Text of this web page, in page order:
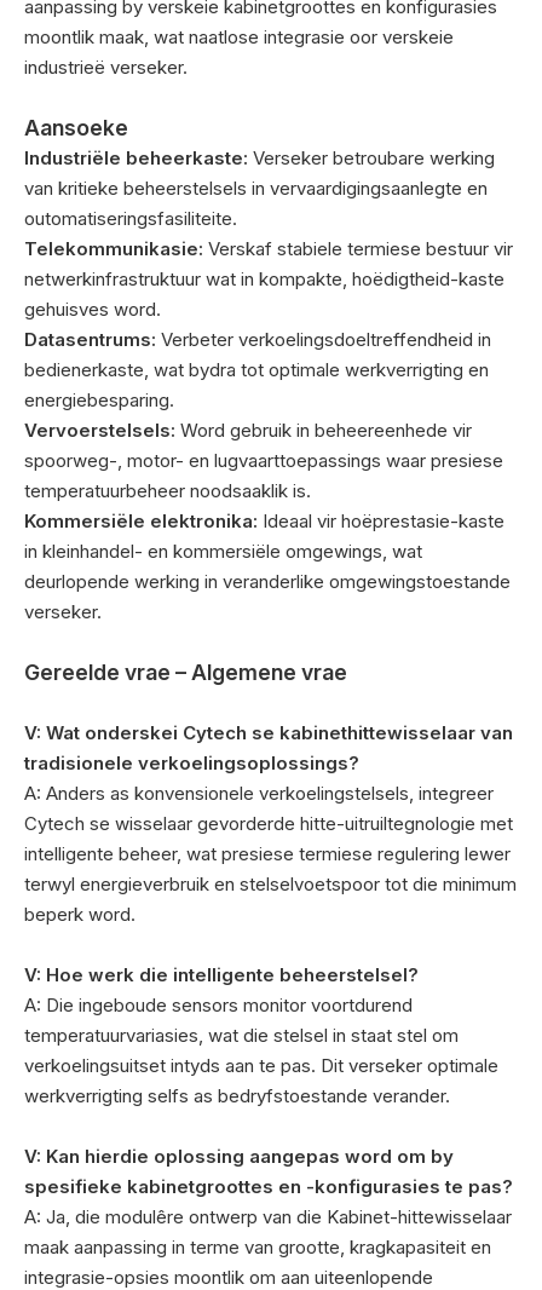
aanpassing by verskeie kabinetgroottes en konfigurasies
moontlik maak, wat naatlose integrasie oor verskeie
industrieë verseker.
Aansoeke
Industriële beheerkaste: Verseker betroubare werking
van kritieke beheerstelsels in vervaardigingsaanlegte en
outomatiseringsfasiliteite.
Telekommunikasie: Verskaf stabiele termiese bestuur vir
netwerkinfrastruktuur wat in kompakte, hoëdigtheid-kaste
gehuisves word.
Datasentrums: Verbeter verkoelingsdoeltreffendheid in
bedienerkaste, wat bydra tot optimale werkverrigting en
energiebesparing.
Vervoerstelsels: Word gebruik in beheereenhede vir
spoorweg-, motor- en lugvaarttoepassings waar presiese
temperatuurbeheer noodsaaklik is.
Kommersiële elektronika: Ideaal vir hoëprestasie-kaste
in kleinhandel- en kommersiële omgewings, wat
deurlopende werking in veranderlike omgewingstoestande
verseker.
Gereelde vrae – Algemene vrae
V: Wat onderskei Cytech se kabinethittewisselaar van
tradisionele verkoelingsoplossings?
A: Anders as konvensionele verkoelingstelsels, integreer
Cytech se wisselaar gevorderde hitte-uitruiltegnologie met
intelligente beheer, wat presiese termiese regulering lewer
terwyl energieverbruik en stelselvoetspoor tot die minimum
beperk word.
V: Hoe werk die intelligente beheerstelsel?
A: Die ingeboude sensors monitor voortdurend
temperatuurvariasies, wat die stelsel in staat stel om
verkoelingsuitset intyds aan te pas. Dit verseker optimale
werkverrigting selfs as bedryfstoestande verander.
V: Kan hierdie oplossing aangepas word om by
spesifieke kabinetgroottes en -konfigurasies te pas?
A: Ja, die modulêre ontwerp van die Kabinet-hittewisselaar
maak aanpassing in terme van grootte, kragkapasiteit en
integrasie-opsies moontlik om aan uiteenlopende